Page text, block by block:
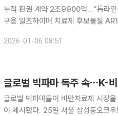
누적 판권 계약 2조9900억…“톱라인 이후 인도 계약 추진”
구용 알츠하이머 치료제 후보물질
2026-01-06 08:51
글로벌 빅파마 독주 속⋯K-
글로벌 빅파마들이 비만치료제 시장
이 제시됐다. 25일 서울 삼성동오크우드 프리미어 코엑스에서 열린 ‘제5회 제약·바이오 산업 혁신